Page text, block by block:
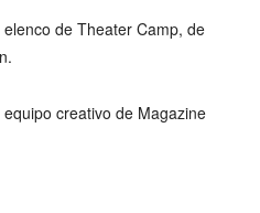
de Theater Camp, de
creativo de Magazine